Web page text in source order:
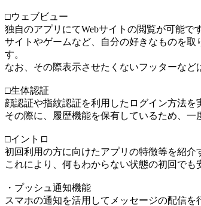
□ウェブビュー
独自のアプリにてWebサイトの閲覧が可能です
サイトやゲームなど、自分の好きなものを
す。
なお、その際表示させたくないフッターなど
□生体認証
顔認証や指紋認証を利用したログイン方法を
その際に、履歴機能を保有しているため、一
□イントロ
初回利用の方に向けたアプリの特徴等を紹介
これにより、何もわからない状態の初回でも
・プッシュ通知機能
スマホの通知を活用してメッセージの配信を